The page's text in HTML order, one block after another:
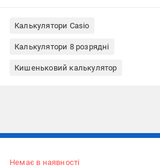
Калькулятори Casio
Калькулятори 8 розрядні
Кишеньковий калькулятор
Немає в наявності